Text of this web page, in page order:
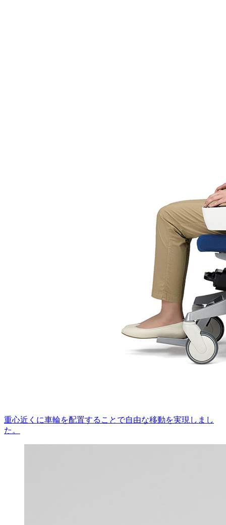
重心近くに車輪を配置することで自由な移動を実現しまし
た。